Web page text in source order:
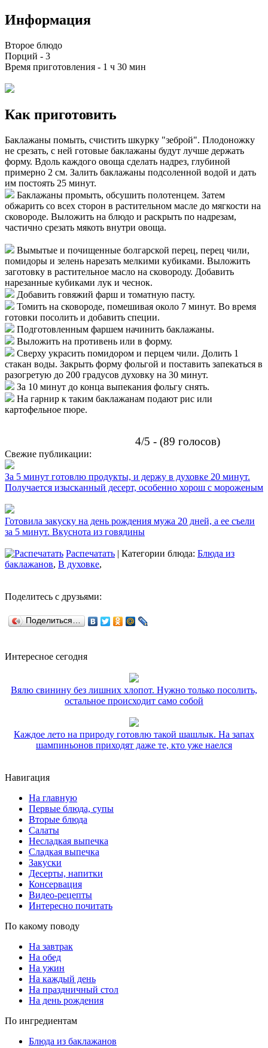
Информация
Второе блюдо
Порций - 3
Время приготовления - 1 ч 30 мин
Как приготовить
Баклажаны помыть, счистить шкурку "зеброй". Плодоножку
не срезать, с ней готовые баклажаны будут лучше держать
форму. Вдоль каждого овоща сделать надрез, глубиной
примерно 2 см. Залить баклажаны подсоленной водой и дать
им постоять 25 минут.
Баклажаны промыть, обсушить полотенцем. Затем
обжарить со всех сторон в растительном масле до мягкости на
сковороде. Выложить на блюдо и раскрыть по надрезам,
частично срезать мякоть внутри овоща.
Вымытые и почищенные болгарской перец, перец чили,
помидоры и зелень нарезать мелкими кубиками. Выложить
заготовку в растительное масло на сковороду. Добавить
нарезанные кубиками лук и чеснок.
Добавить говяжий фарш и томатную пасту.
Томить на сковороде, помешивая около 7 минут. Во время
готовки посолить и добавить специи.
Подготовленным фаршем начинить баклажаны.
Выложить на противень или в форму.
Сверху украсить помидором и перцем чили. Долить 1
стакан воды. Закрыть форму фольгой и поставить запекаться в
разогретую до 200 градусов духовку на 30 минут.
За 10 минут до конца выпекания фольгу снять.
На гарнир к таким баклажанам подают рис или
картофельное пюре.
4/5 - (89 голосов)
Свежие публикации:
За 5 минут готовлю продукты, и держу в духовке 20 минут.
Получается изысканный десерт, особенно хорош с мороженым
Готовила закуску на день рождения мужа 20 дней, а ее съели
за 5 минут. Вкуснота из говядины
Распечатать | Категории блюда: Блюда из
баклажанов, В духовке,
Поделитесь с друзьями:
Поделиться…
Интересное сегодня
Вялю свинину без лишних хлопот. Нужно только посолить,
остальное происходит само собой
Каждое лето на природу готовлю такой шашлык. На запах
шампиньонов приходят даже те, кто уже наелся
Навигация
На главную
Первые блюда, супы
Вторые блюда
Салаты
Несладкая выпечка
Сладкая выпечка
Закуски
Десерты, напитки
Консервация
Видео-рецепты
Интересно почитать
По какому поводу
На завтрак
На обед
На ужин
На каждый день
На праздничный стол
На день рождения
По ингредиентам
Блюда из баклажанов